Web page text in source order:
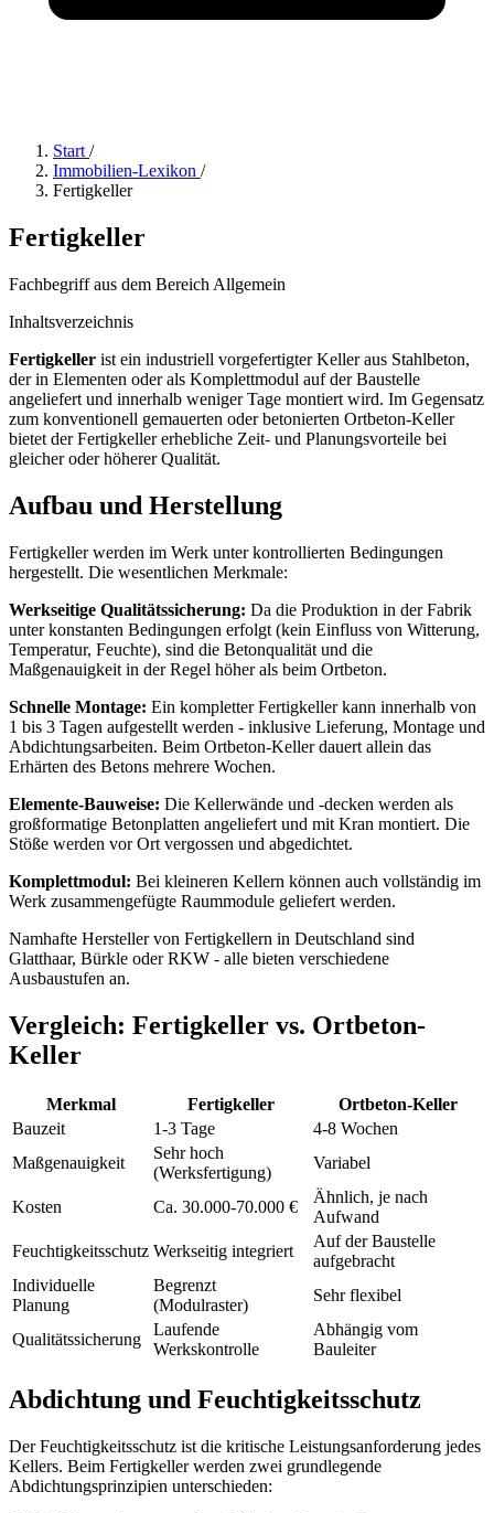
Start /
Immobilien-Lexikon /
Fertigkeller
Fertigkeller
Fachbegriff aus dem Bereich Allgemein
Inhaltsverzeichnis
Fertigkeller ist ein industriell vorgefertigter Keller aus Stahlbeton,
der in Elementen oder als Komplettmodul auf der Baustelle
angeliefert und innerhalb weniger Tage montiert wird. Im Gegensatz
zum konventionell gemauerten oder betonierten Ortbeton-Keller
bietet der Fertigkeller erhebliche Zeit- und Planungsvorteile bei
gleicher oder höherer Qualität.
Aufbau und Herstellung
Fertigkeller werden im Werk unter kontrollierten Bedingungen
hergestellt. Die wesentlichen Merkmale:
Werkseitige Qualitätssicherung: Da die Produktion in der Fabrik
unter konstanten Bedingungen erfolgt (kein Einfluss von Witterung,
Temperatur, Feuchte), sind die Betonqualität und die
Maßgenauigkeit in der Regel höher als beim Ortbeton.
Schnelle Montage: Ein kompletter Fertigkeller kann innerhalb von
1 bis 3 Tagen aufgestellt werden - inklusive Lieferung, Montage und
Abdichtungsarbeiten. Beim Ortbeton-Keller dauert allein das
Erhärten des Betons mehrere Wochen.
Elemente-Bauweise: Die Kellerwände und -decken werden als
großformatige Betonplatten angeliefert und mit Kran montiert. Die
Stöße werden vor Ort vergossen und abgedichtet.
Komplettmodul: Bei kleineren Kellern können auch vollständig im
Werk zusammengefügte Raummodule geliefert werden.
Namhafte Hersteller von Fertigkellern in Deutschland sind
Glatthaar, Bürkle oder RKW - alle bieten verschiedene
Ausbaustufen an.
Vergleich: Fertigkeller vs. Ortbeton-
Keller
Merkmal Fertigkeller
Ortbeton-Keller
Bauzeit
1-3 Tage
4-8 Wochen
Maßgenauigkeit
Sehr hoch
(Werksfertigung)
Variabel
Kosten Ca. 30.000-70.000 €
Ähnlich, je nach
Aufwand
Feuchtigkeitsschutz Werkseitig integriert
Auf der Baustelle
aufgebracht
Individuelle
Planung
Begrenzt
(Modulraster)
Sehr flexibel
Qualitätssicherung
Laufende
Werkskontrolle
Abhängig vom
Bauleiter
Abdichtung und Feuchtigkeitsschutz
Der Feuchtigkeitsschutz ist die kritische Leistungsanforderung jedes
Kellers. Beim Fertigkeller werden zwei grundlegende
Abdichtungsprinzipien unterschieden: